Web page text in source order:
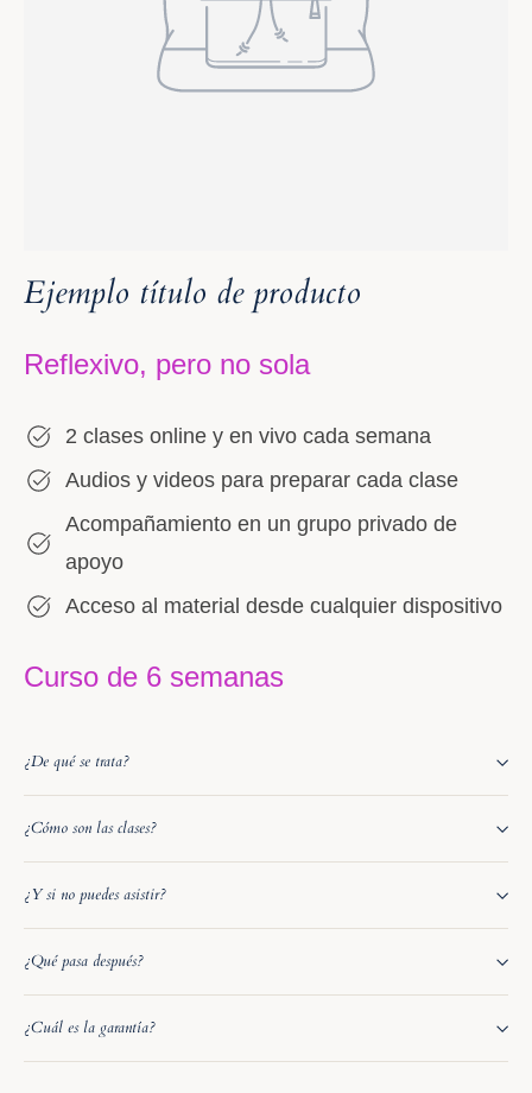
Ejemplo título de producto
Reflexivo, pero no sola
2 clases online y en vivo cada semana
Audios y videos para preparar cada clase
Acompañamiento en un grupo privado de
apoyo
Acceso al material desde cualquier dispositivo
Curso de 6 semanas
¿De qué se trata?
¿Cómo son las clases?
¿Y si no puedes asistir?
¿Qué pasa después?
¿Cuál es la garantía?